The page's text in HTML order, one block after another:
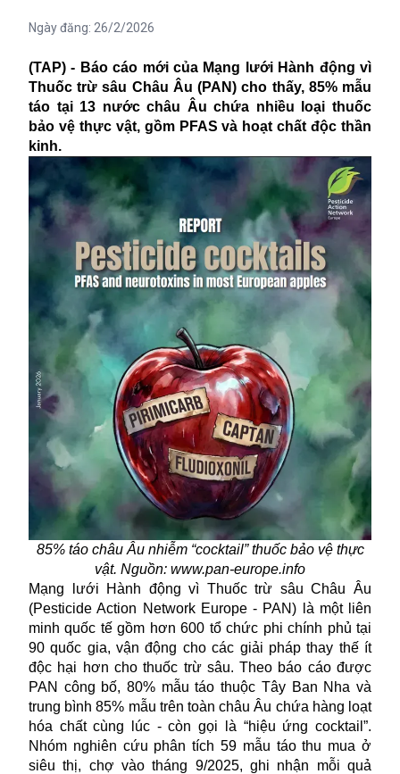
Ngày đăng: 26/2/2026
(TAP) - Báo cáo mới của Mạng lưới Hành động vì
Thuốc trừ sâu Châu Âu (PAN) cho thấy, 85% mẫu
táo tại 13 nước châu Âu chứa nhiều loại thuốc
bảo vệ thực vật, gồm PFAS và hoạt chất độc thần
kinh.
85% táo châu Âu nhiễm “cocktail” thuốc bảo vệ thực
vật. Nguồn: www.pan-europe.info
Mạng lưới Hành động vì Thuốc trừ sâu Châu Âu
(Pesticide Action Network Europe - PAN) là một liên
minh quốc tế gồm hơn 600 tổ chức phi chính phủ tại
90 quốc gia, vận động cho các giải pháp thay thế ít
độc hại hơn cho thuốc trừ sâu. Theo báo cáo được
PAN công bố, 80% mẫu táo thuộc Tây Ban Nha và
trung bình 85% mẫu trên toàn châu Âu chứa hàng loạt
hóa chất cùng lúc - còn gọi là “hiệu ứng cocktail”.
Nhóm nghiên cứu phân tích 59 mẫu táo thu mua ở
siêu thị, chợ vào tháng 9/2025, ghi nhận mỗi quả